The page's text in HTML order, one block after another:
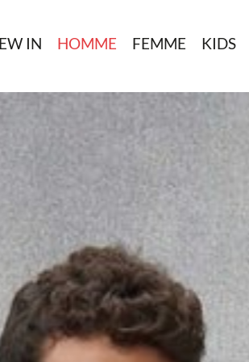
IN HOMME FEMME KIDS